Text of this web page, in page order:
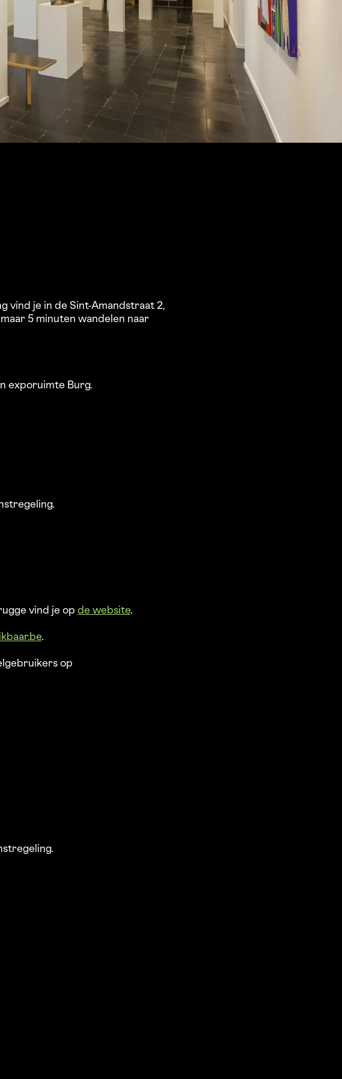
vind je in de Sint-Amandstraat 2,
5 minuten wandelen naar
exporuimte Burg.
vind je op de website.
.
op